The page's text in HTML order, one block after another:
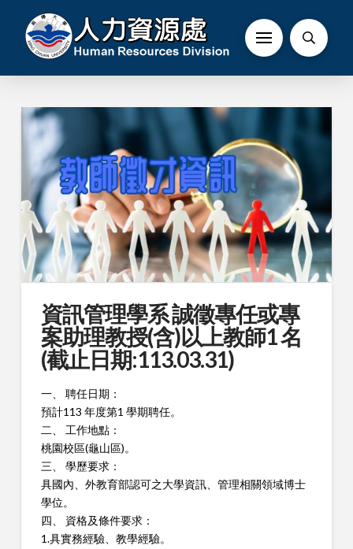
資訊管理學系 誠徵專任或專
案助理教授(含)以上教師1 名
(截止日期:113.03.31)
一、 聘任日期：
預計113 年度第1 學期聘任。
二、 工作地點：
桃園校區(龜山區)。
三、 學歷要求：
具國內、外教育部認可之大學資訊、管理相關領域博士
學位。
四、 資格及條件要求：
1.具實務經驗、教學經驗。